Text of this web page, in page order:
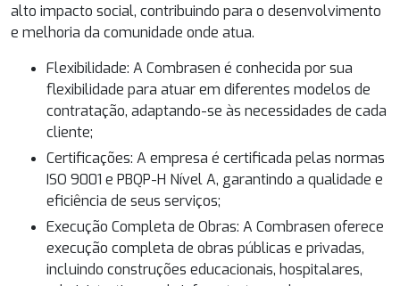
alto impacto social, contribuindo para o desenvolvimento
e melhoria da comunidade onde atua.
Flexibilidade: A Combrasen é conhecida por sua
flexibilidade para atuar em diferentes modelos de
contratação, adaptando-se às necessidades de cada
cliente;
Certificações: A empresa é certificada pelas normas
ISO 9001 e PBQP-H Nível A, garantindo a qualidade e
eficiência de seus serviços;
Execução Completa de Obras: A Combrasen oferece
execução completa de obras públicas e privadas,
incluindo construções educacionais, hospitalares,